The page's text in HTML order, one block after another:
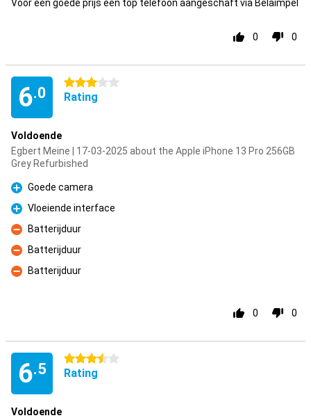
Voor een goede prijs een top telefoon aangeschaft via Belaimpel
0 0
6.0
3 stars
Rating
Voldoende
Egbert Meine | 17-03-2025 about the Apple iPhone 13 Pro 256GB
Grey Refurbished
Pro
Goede camera
Pro
Vloeiende interface
Con
Batterijduur
Con
Batterijduur
Con
Batterijduur
0 0
6.5
3.5 stars
Rating
Voldoende